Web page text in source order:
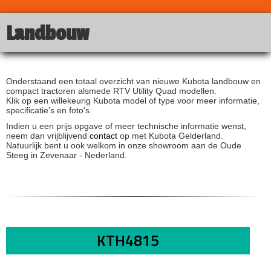
Landbouw
Onderstaand een totaal overzicht van nieuwe Kubota landbouw en
compact tractoren alsmede RTV Utility Quad modellen.
Klik op een willekeurig Kubota model of type voor meer informatie,
specificatie's en foto's.
Indien u een prijs opgave of meer technische informatie wenst,
neem dan vrijblijvend contact op met Kubota Gelderland.
Natuurlijk bent u ook welkom in onze showroom aan de Oude
Steeg in Zevenaar - Nederland.
KTH4815